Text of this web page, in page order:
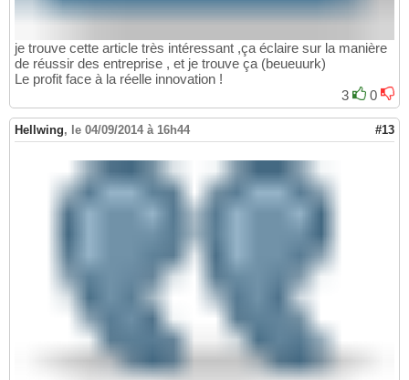
je trouve cette article très intéressant ,ça éclaire sur la manière
de réussir des entreprise , et je trouve ça (beueuurk)
Le profit face à la réelle innovation !
3
0
Hellwing, le 04/09/2014 à 16h44 #13